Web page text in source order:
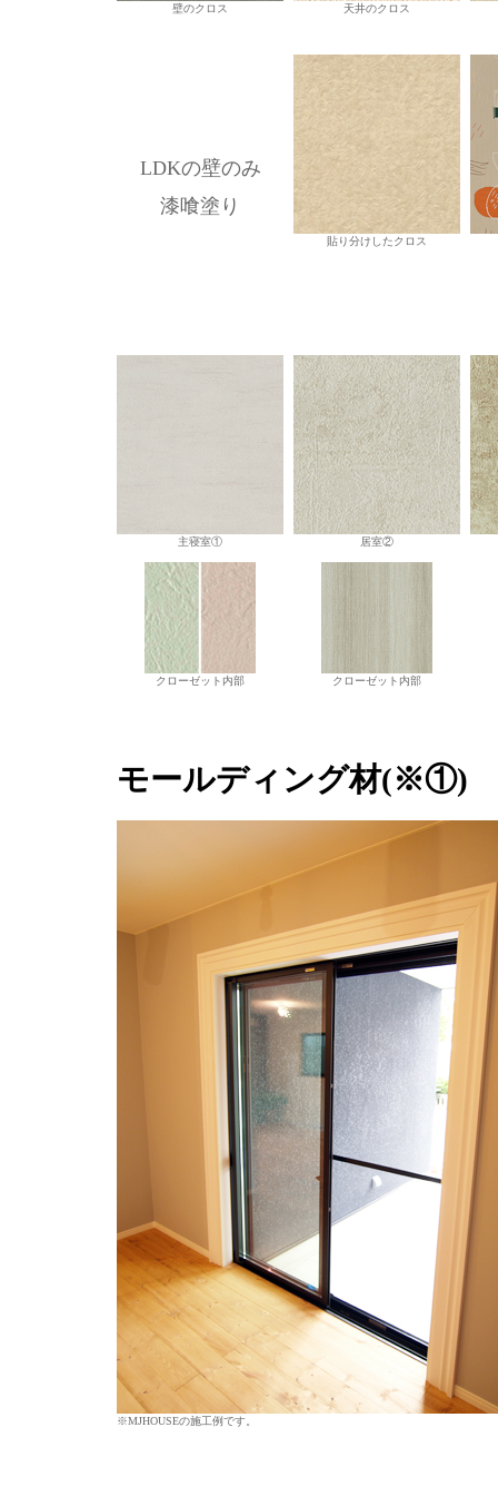
壁のクロス 天井のクロス
LDKの壁のみ
漆喰塗り
貼り分けしたクロス
主寝室①
クローゼット内部
居室②
クローゼット内部
モールディング材(※①)
※MJHOUSEの施工例です。